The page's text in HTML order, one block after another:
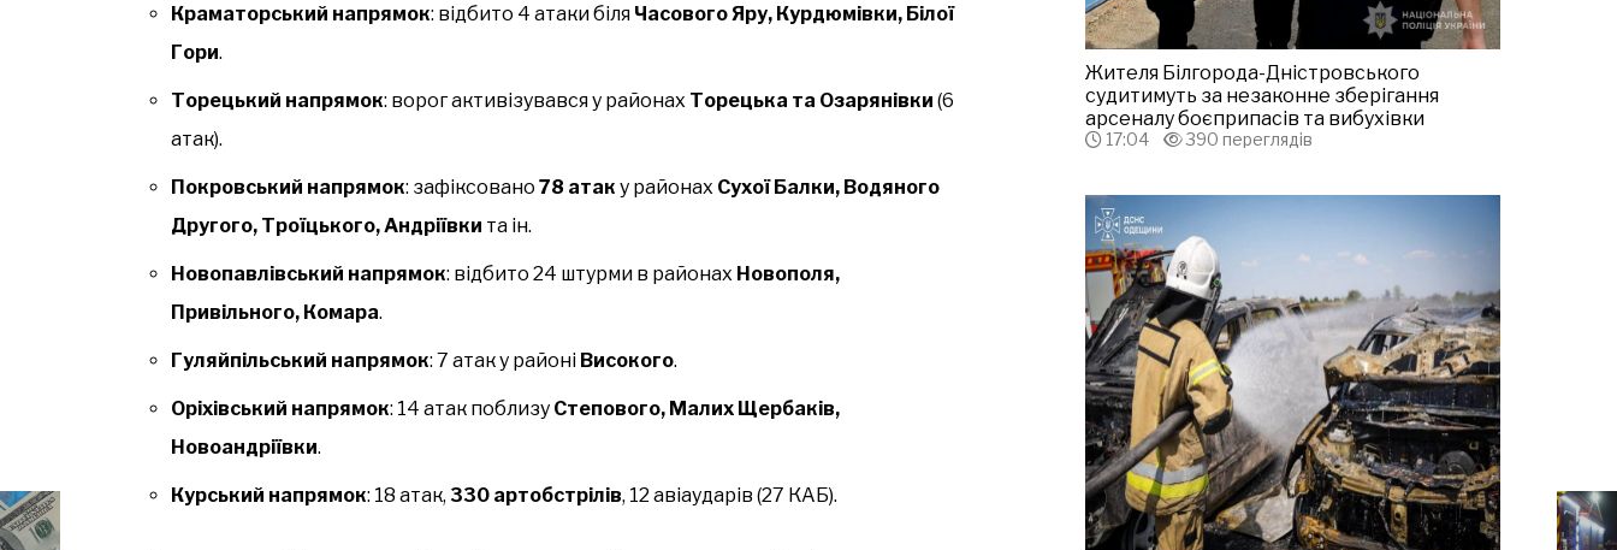
Краматорський напрямок: відбито 4 атаки біля Часового Яру, Курдюмівки, Білої
Гори.
Торецький напрямок: ворог активізувався у районах Торецька та Озарянівки (6
атак).
Покровський напрямок: зафіксовано 78 атак у районах Сухої Балки, Водяного
Другого, Троїцького, Андріївки та ін.
Новопавлівський напрямок: відбито 24 штурми в районах Новополя,
Привільного, Комара.
Гуляйпільський напрямок: 7 атак у районі Високого.
Оріхівський напрямок: 14 атак поблизу Степового, Малих Щербаків,
Новоандріївки.
Курський напрямок: 18 атак, 330 артобстрілів, 12 авіаударів (27 КАБ).
Жителя Білгорода-Дністровського
судитимуть за незаконне зберігання
арсеналу боєприпасів та вибухівки
17:04 390 переглядів